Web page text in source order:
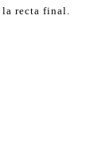
la recta final.